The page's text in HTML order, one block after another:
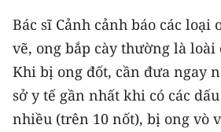
Media Pháp luật
Media Du lịch
Media Thế giới
Bác sĩ Cảnh cảnh báo các loại
vẽ, ong bắp cày thường là loài
Khi bị ong đốt, cần đưa ngay
sở y tế gần nhất khi có các
nhiều (trên 10 nốt), bị ong vò